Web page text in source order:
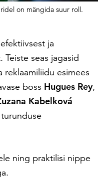
on mängida suur roll.
ja
seas jagasid
reklaamiliidu esimees
boss Hugues Rey,
Kabelková
ning praktilisi nippe